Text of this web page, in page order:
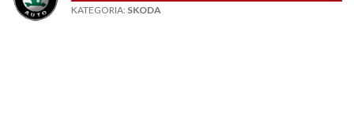
KATEGORIA: SKODA